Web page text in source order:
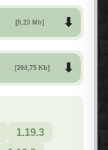
[5,23 Mb]
[204,75 Kb]
1.19.3